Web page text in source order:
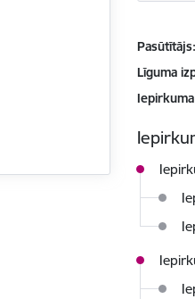
Pasūtītājs
Līguma